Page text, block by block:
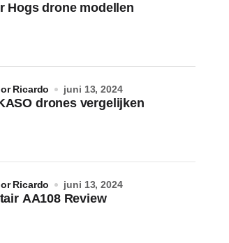
Hogs drone modellen
drones vergelijken
Ricardo juni 13, 2024
AA108 Review
Ricardo juni 13, 2024